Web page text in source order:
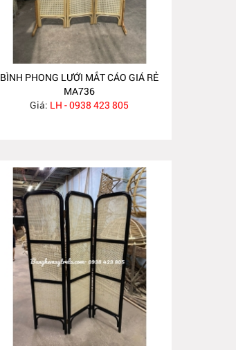
BÌNH PHONG LƯỚI MẮT CÁO GIÁ RẺ
MA736
Giá: LH - 0938 423 805